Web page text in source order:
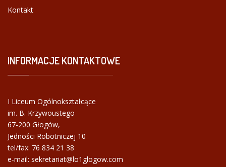
Kontakt
INFORMACJEKONTAKTOWE
I Liceum Ogólnokształcące
im. B. Krzywoustego
67-200 Głogów,
Jedności Robotniczej 10
tel/fax: 76 834 21 38
e-mail: sekretariat@lo1glogow.com